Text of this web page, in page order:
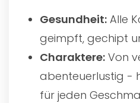
Gesundheit: Alle
geimpft, gechipt
Charaktere: Von
abenteuerlustig -
für jeden